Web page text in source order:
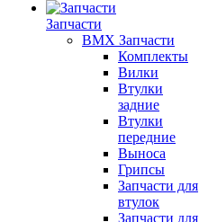
Запчасти
BMX Запчасти
Комплекты
Вилки
Втулки
задние
Втулки
передние
Выноса
Грипсы
Запчасти для
втулок
Запчасти для